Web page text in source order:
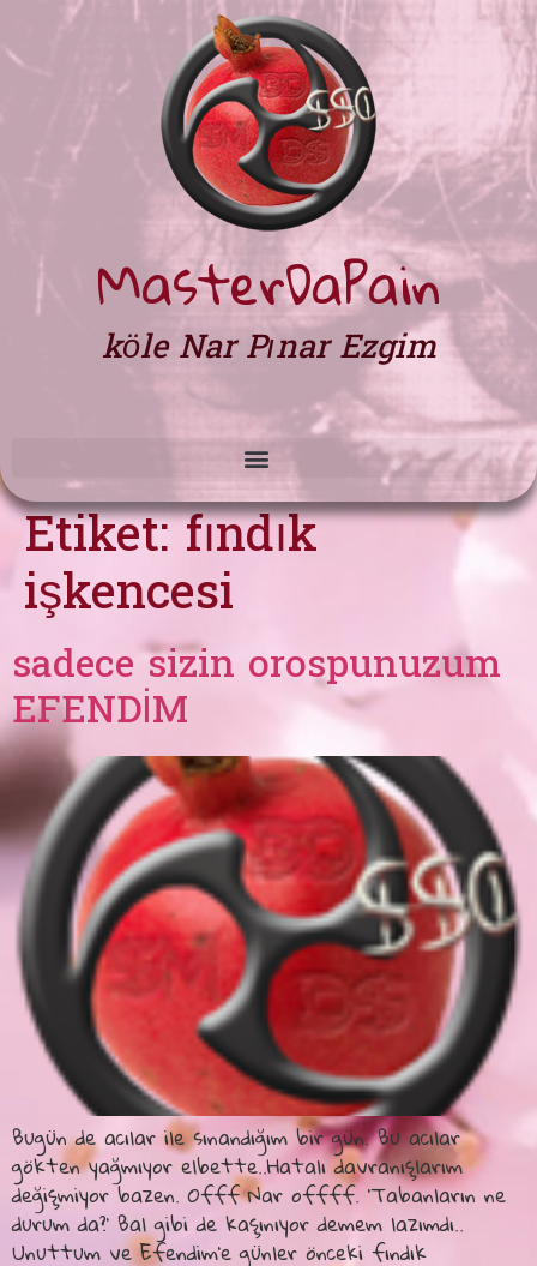
MasterDaPain
köle Nar Pınar Ezgim
Etiket:fındık
işkencesi
sadece sizin orospunuzum
EFENDİM
Bugün de acılar ile sınandığım bir gün. Bu acılar
gökten yağmıyor elbette..Hatalı davranışlarım
değişmiyor bazen. Offf Nar offff. ‘Tabanların ne
durum da?’ Bal gibi de kaşınıyor demem lazımdı..
Unuttum ve Efendim’e günler önceki fındık